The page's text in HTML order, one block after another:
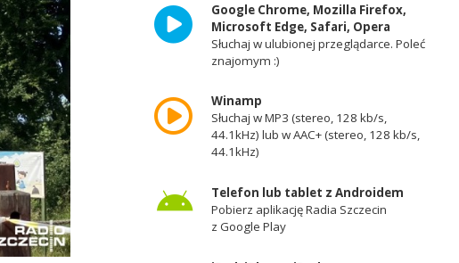
Google Chrome, Mozilla Firefox,
Microsoft Edge, Safari, Opera
Słuchaj w ulubionej przeglądarce. Poleć
znajomym :)
Winamp
Słuchaj w MP3 (stereo, 128 kb/s,
44.1kHz) lub w AAC+ (stereo, 128 kb/s,
44.1kHz)
Telefon lub tablet z Androidem
Pobierz aplikację Radia Szczecin
z Google Play